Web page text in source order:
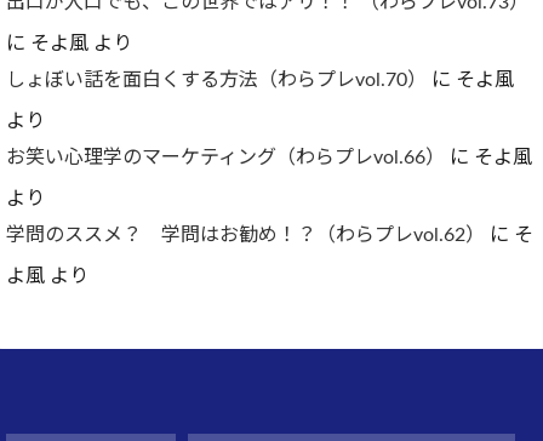
に そよ風 より
しょぼい話を面白くする方法（わらプレvol.70）
に そよ風
より
お笑い心理学のマーケティング（わらプレvol.66）
に そよ風
より
学問のススメ？ 学問はお勧め！？（わらプレvol.62）
に そ
よ風 より